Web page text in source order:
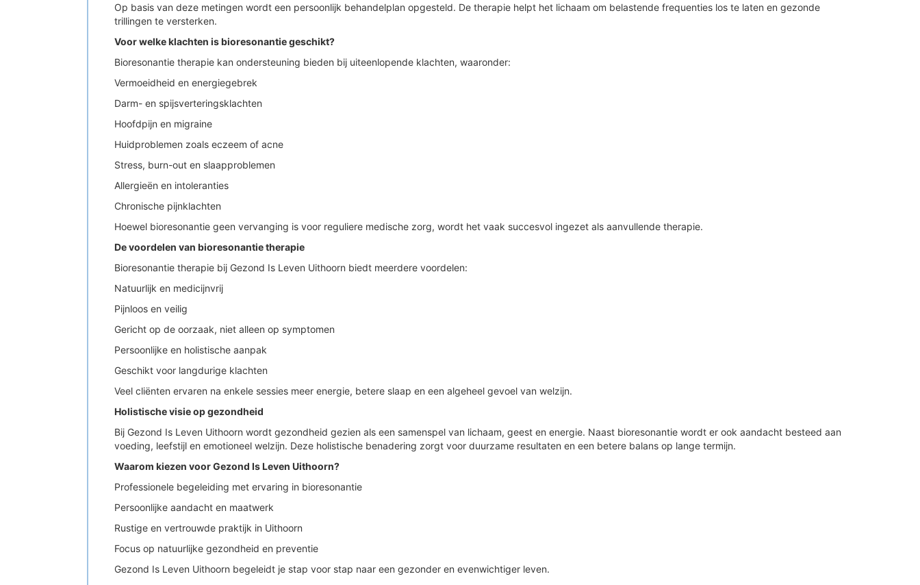
Op basis van deze metingen wordt een persoonlijk behandelplan opgesteld. De therapie helpt het lichaam om belastende frequenties los te laten en gezonde
trillingen te versterken.
Voor welke klachten is bioresonantie geschikt?
Bioresonantie therapie kan ondersteuning bieden bij uiteenlopende klachten, waaronder:
Vermoeidheid en energiegebrek
Darm- en spijsverteringsklachten
Hoofdpijn en migraine
Huidproblemen zoals eczeem of acne
Stress, burn-out en slaapproblemen
Allergieën en intoleranties
Chronische pijnklachten
Hoewel bioresonantie geen vervanging is voor reguliere medische zorg, wordt het vaak succesvol ingezet als aanvullende therapie.
De voordelen van bioresonantie therapie
Bioresonantie therapie bij Gezond Is Leven Uithoorn biedt meerdere voordelen:
Natuurlijk en medicijnvrij
Pijnloos en veilig
Gericht op de oorzaak, niet alleen op symptomen
Persoonlijke en holistische aanpak
Geschikt voor langdurige klachten
Veel cliënten ervaren na enkele sessies meer energie, betere slaap en een algeheel gevoel van welzijn.
Holistische visie op gezondheid
Bij Gezond Is Leven Uithoorn wordt gezondheid gezien als een samenspel van lichaam, geest en energie. Naast bioresonantie wordt er ook aandacht besteed aan
voeding, leefstijl en emotioneel welzijn. Deze holistische benadering zorgt voor duurzame resultaten en een betere balans op lange termijn.
Waarom kiezen voor Gezond Is Leven Uithoorn?
Professionele begeleiding met ervaring in bioresonantie
Persoonlijke aandacht en maatwerk
Rustige en vertrouwde praktijk in Uithoorn
Focus op natuurlijke gezondheid en preventie
Gezond Is Leven Uithoorn begeleidt je stap voor stap naar een gezonder en evenwichtiger leven.